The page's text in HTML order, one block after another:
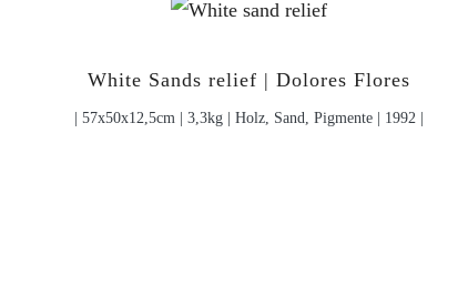
White Sands relief | Dolores Flores
| 57x50x12,5cm | 3,3kg | Holz, Sand, Pigmente | 1992 |